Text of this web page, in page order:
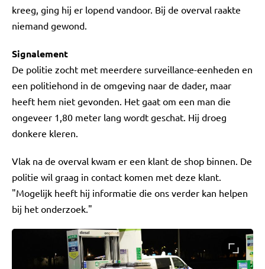
kreeg, ging hij er lopend vandoor. Bij de overval raakte
niemand gewond.
Signalement
De politie zocht met meerdere surveillance-eenheden en
een politiehond in de omgeving naar de dader, maar
heeft hem niet gevonden. Het gaat om een man die
ongeveer 1,80 meter lang wordt geschat. Hij droeg
donkere kleren.
Vlak na de overval kwam er een klant de shop binnen. De
politie wil graag in contact komen met deze klant.
"Mogelijk heeft hij informatie die ons verder kan helpen
bij het onderzoek."